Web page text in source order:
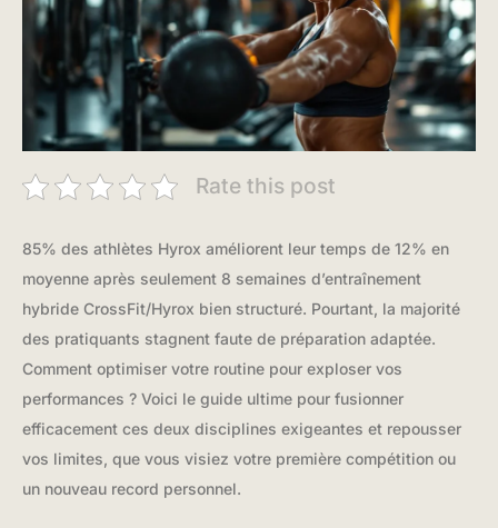
Rate this post
85% des athlètes Hyrox améliorent leur temps de 12% en
moyenne après seulement 8 semaines d’entraînement
hybride CrossFit/Hyrox bien structuré. Pourtant, la majorité
des pratiquants stagnent faute de préparation adaptée.
Comment optimiser votre routine pour exploser vos
performances ? Voici le guide ultime pour fusionner
efficacement ces deux disciplines exigeantes et repousser
vos limites, que vous visiez votre première compétition ou
un nouveau record personnel.